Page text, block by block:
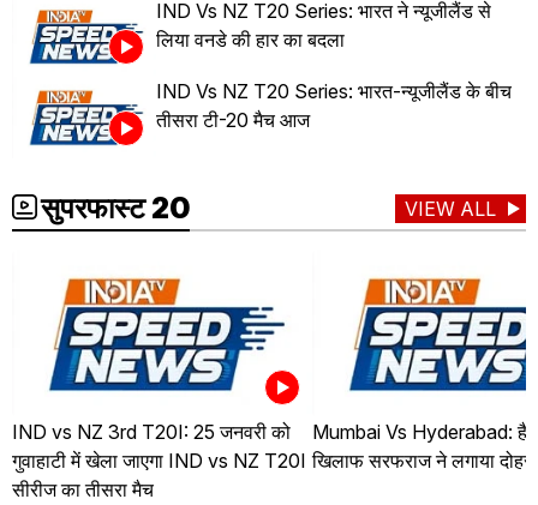
IND Vs NZ T20 Series: भारत ने न्यूजीलैंड से
लिया वनडे की हार का बदला
IND Vs NZ T20 Series: भारत-न्यूजीलैंड के बीच
तीसरा टी-20 मैच आज
सुपरफास्ट 20 VIEW ALL
IND vs NZ 3rd T20I: 25 जनवरी को
गुवाहाटी में खेला जाएगा IND vs NZ T20I
सीरीज का तीसरा मैच
Mumbai Vs Hyderabad:
खिलाफ सरफराज ने लगाया